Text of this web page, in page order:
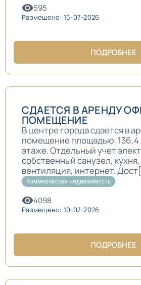
595
Размещено: 15-07-2026
ПОДРОБНЕЕ
СДАЕТСЯ В АРЕНДУ
ПОМЕЩЕНИЕ
В центре города сдается в
помещение площадью: 136,4
этаже. Отдельный учет
собственный санузел,
вентиляция, интернет.
Коммерческая недвижимость
4098
Размещено: 10-07-2026
ПОДРОБНЕЕ